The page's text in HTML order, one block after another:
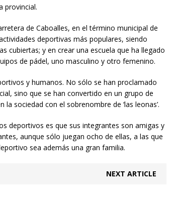
provincial.
de Caboalles, en el término municipal de
deportivas más populares, siendo
cubiertas; y en crear una escuela que ha llegado
de pádel, uno masculino y otro femenino.
y humanos. No sólo se han proclamado
sino que se han convertido en un grupo de
sociedad con el sobrenombre de ‘las leonas’.
deportivos es que sus integrantes son amigas y
aunque sólo juegan ocho de ellas, a las que
sea además una gran familia.
NEXT ARTICLE